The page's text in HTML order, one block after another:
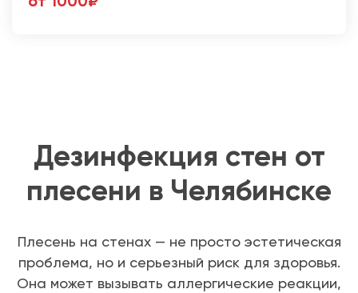
Дезинфекция стен от
плесени в Челябинске
Плесень на стенах — не просто эстетическая
проблема, но и серьезный риск для здоровья.
Она может вызывать аллергические реакции,